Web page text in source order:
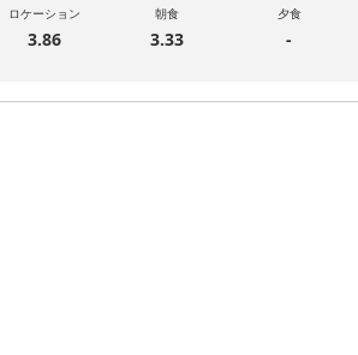
ロケーション
3.86
朝食
3.33
夕食
-